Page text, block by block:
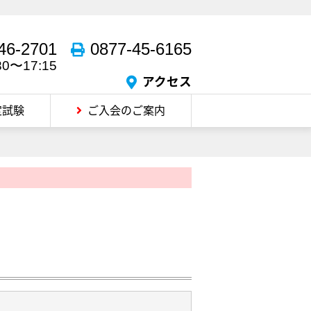
2701
〜17:15
0877-45-6165
アクセス
試験 ご入会のご案内